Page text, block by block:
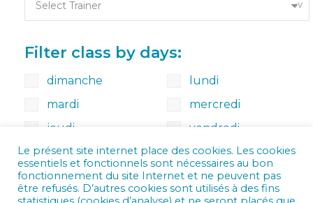
Filter class by days:
dimanche
lundi
mardi
mercredi
jeudi
vendredi
samedi
Le présent site internet place des cookies. Les cookies
essentiels et fonctionnels sont nécessaires au bon
fonctionnement du site Internet et ne peuvent pas
être refusés. D’autres cookies sont utilisés à des fins